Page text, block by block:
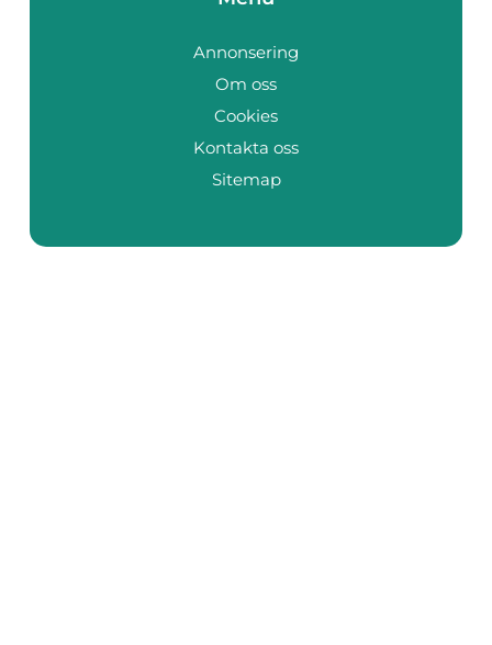
Annonsering
Om oss
Cookies
Kontakta oss
Sitemap